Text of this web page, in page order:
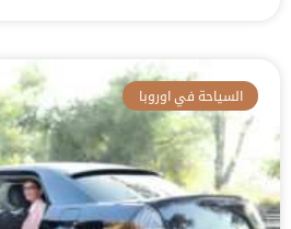
السياحة في اوروبا